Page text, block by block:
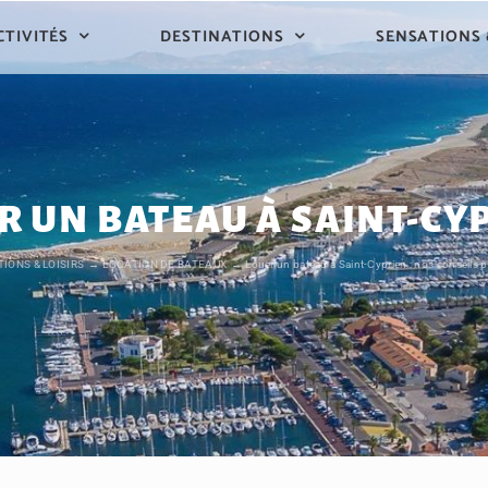
DESTINATIONS SENSATIONS
UN BATEAU À SAINT-
& LOISIRS LOCATION DE BATEAUX Louer un bateau à Saint-Cyprien : nos conseils